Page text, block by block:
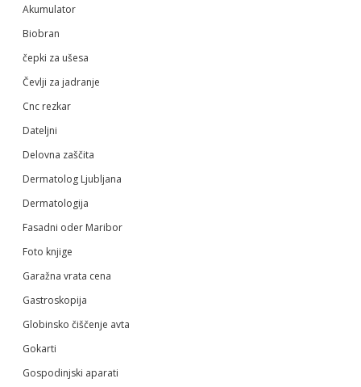
Akumulator
Biobran
čepki za ušesa
Čevlji za jadranje
Cnc rezkar
Dateljni
Delovna zaščita
Dermatolog Ljubljana
Dermatologija
Fasadni oder Maribor
Foto knjige
Garažna vrata cena
Gastroskopija
Globinsko čiščenje avta
Gokarti
Gospodinjski aparati